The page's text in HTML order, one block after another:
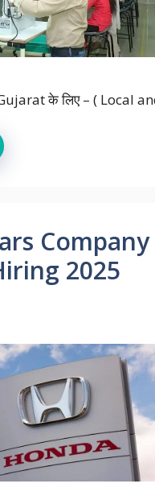
के लिए – ( Local
Company
2025